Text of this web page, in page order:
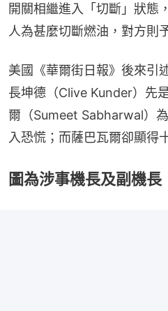
開關相繼進入「切斷」狀態
人為甚麼切斷燃油，對方則
美國《華爾街日報》後來引
長坤德（Clive Kunder）先
爾（Sumeet Sabharwal）
入恐慌；而薩巴瓦爾卻顯得
圖為涉事機長及副機長